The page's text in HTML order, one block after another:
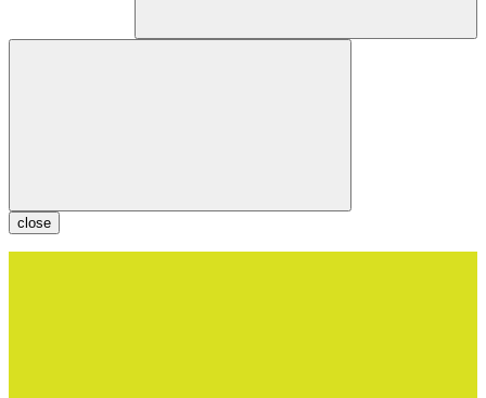
close